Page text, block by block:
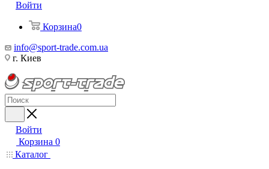
Войти
Корзина0
info@sport-trade.com.ua
г. Киев
Войти
Корзина 0
Каталог